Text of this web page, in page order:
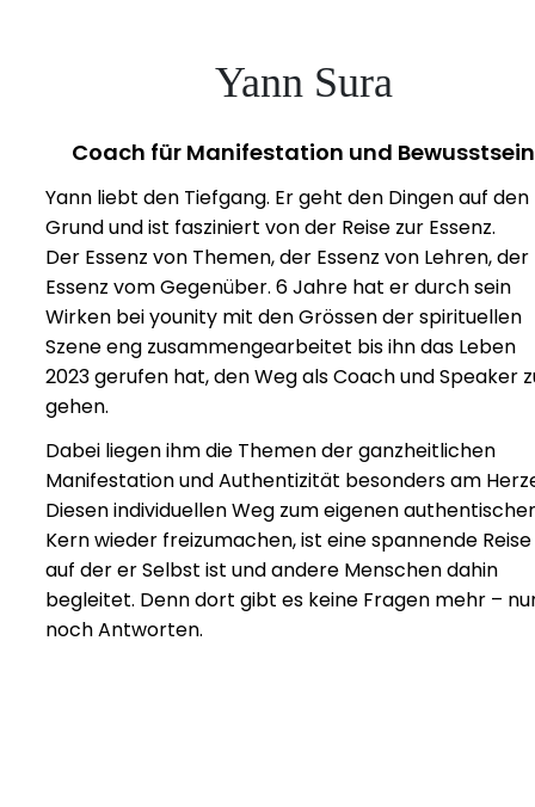
Yann Sura
Coach für Manifestation und Bewusstsein
Yann liebt den Tiefgang. Er geht den Dingen auf den
Grund und ist fasziniert von der Reise zur Essenz.
Der Essenz von Themen, der Essenz von Lehren, der
Essenz vom Gegenüber. 6 Jahre hat er durch sein
Wirken bei younity mit den Grössen der spirituellen
Szene eng zusammengearbeitet bis ihn das Leben
2023 gerufen hat, den Weg als Coach und Speaker
gehen.
Dabei liegen ihm die Themen der ganzheitlichen
Manifestation und Authentizität besonders am
Diesen individuellen Weg zum eigenen
Kern wieder freizumachen, ist eine spannende Reise
auf der er Selbst ist und andere Menschen dahin
begleitet. Denn dort gibt es keine Fragen mehr –
noch Antworten.